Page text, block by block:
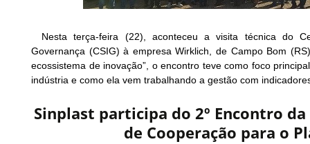
Nesta terça-feira (22), aconteceu a visita técnica do
Governança (CSIG) à empresa Wirklich, de Campo Bom
ecossistema de inovação”, o encontro teve como foco
indústria e como ela vem trabalhando a gestão com
Sinplast participa do 2º Encontro
de Cooperação para o